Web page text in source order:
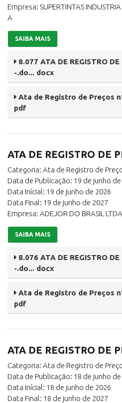
Empresa: SUPERTINTAS
A
SAIBA MAIS
8.077 ATA DE REGISTRO
-.do... docx
Ata de Registro de Preços
pdf
ATA DE REGISTRO DE
Categoria: Ata de Registro de
Data de Publicação: 19 de junho de
Data Inícial: 19 de junho de 2026
Data Final: 19 de junho de 2027
Empresa: ADEJOR DO BRASIL LTDA
SAIBA MAIS
8.076 ATA DE REGISTRO
-.do... docx
Ata de Registro de Preços
pdf
ATA DE REGISTRO DE
Categoria: Ata de Registro de
Data de Publicação: 18 de junho de
Data Inícial: 18 de junho de 2026
Data Final: 18 de junho de 2027